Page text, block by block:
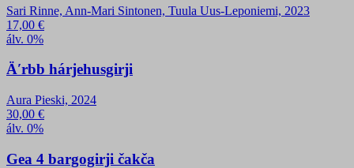
Sari Rinne, Ann-Mari Sintonen, Tuula Uus-Leponiemi, 2023
17,00 €
álv. 0%
Äʹrbb hárjehusgirji
Aura Pieski, 2024
30,00 €
álv. 0%
Gea 4 bargogirji čakča